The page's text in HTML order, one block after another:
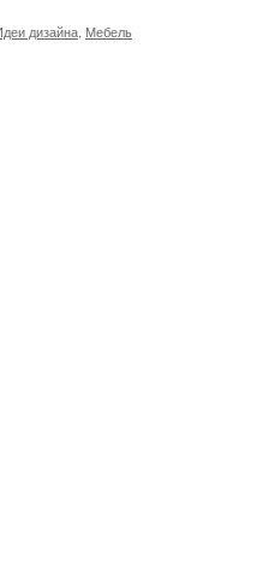
дизайна Мебель